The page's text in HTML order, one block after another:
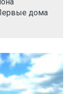
дома